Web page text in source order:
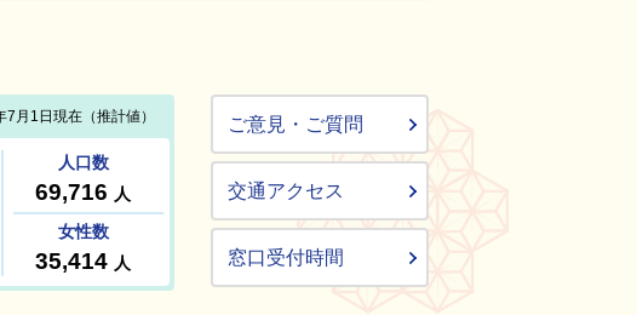
ご意見・ご質問
交通アクセス
窓口受付時間